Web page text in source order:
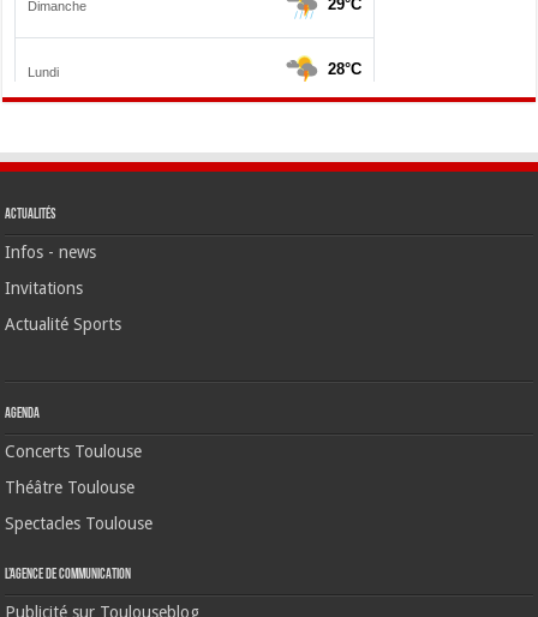
Actualités
Infos - news
Invitations
Actualité Sports
Agenda
Concerts Toulouse
Théâtre Toulouse
Spectacles Toulouse
L’agence de communication
Publicité sur Toulouseblog